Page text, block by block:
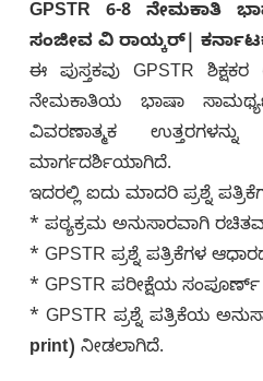
GPSTR 6-8 ನೇಮಕಾತಿ
ಸಂಜೀವ ವಿ ರಾಯ್ಕರ್|
ಈ ಪುಸ್ತಕವು GPSTR
ನೇಮಕಾತಿಯ ಭಾಷಾ
ವಿವರಣಾತ್ಮಕ ಉತ್ತರಗಳನ್ನು
ಮಾರ್ಗದರ್ಶಿಯಾಗಿದೆ.
ಇದರಲ್ಲಿ ಐದು ಮಾದರಿ ಪ್ರಶ್ನೆ
* ಪಠ್ಯಕ್ರಮ ಅನುಸಾರವಾಗಿ
* GPSTR ಪ್ರಶ್ನೆ ಪತ್ರಿಕೆಗಳ
* GPSTR ಪರೀಕ್ಷೆಯ
* GPSTR ಪ್ರಶ್ನೆ ಪತ್ರಿಕೆಯ
print) ನೀಡಲಾಗಿದೆ.